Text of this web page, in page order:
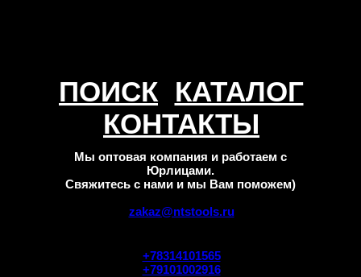
КОНТАКТЫ
ПОИСК
+78314101565
+79101002916
zakaz@ntstools.ru
КАТАЛОГ
Мы оптовая компания и работаем с
Юрлицами.
Свяжитесь с нами и мы Вам поможем)